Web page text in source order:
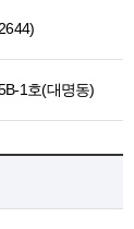
1호(대명동)